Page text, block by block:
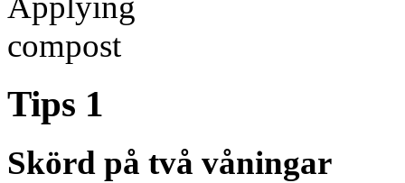
Tips 1
Skörd på två våningar